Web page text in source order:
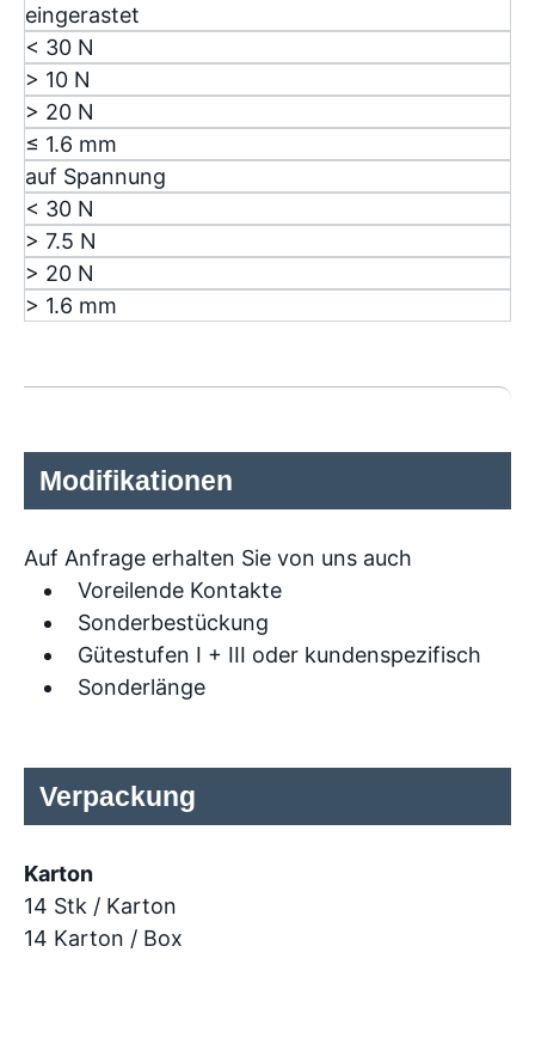
eingerastet
< 30 N
> 10 N
> 20 N
≤ 1.6 mm
auf Spannung
< 30 N
> 7.5 N
> 20 N
> 1.6 mm
Modifikationen
Auf Anfrage erhalten Sie von uns auch
Voreilende Kontakte
Sonderbestückung
Gütestufen I + III oder kundenspezifisch
Sonderlänge
Verpackung
Karton
14 Stk / Karton
14 Karton / Box